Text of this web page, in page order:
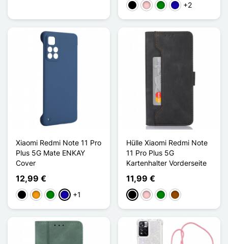
Schwarz
PinkGrünDunkelblau
+2
Xiaomi Redmi Note 11 Pro
Plus 5G Mate ENKAY
Cover
12,99 €
Schwarz
Orange
GrünDunkelblau
+1
Hülle Xiaomi Redmi Note
11 Pro Plus 5G
Kartenhalter Vorderseite
11,99 €
Schwarz
PinkGrünBraun